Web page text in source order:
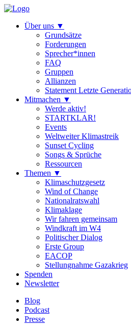
Über uns ▼
Grundsätze
Forderungen
Sprecher*innen
FAQ
Gruppen
Allianzen
Statement Letzte
Mitmachen ▼
Werde aktiv!
STARTKLAR!
Events
Weltweiter Klimastreik
Sunset Cycling
Songs & Sprüche
Ressourcen
Themen ▼
Klimaschutzgesetz
Wind of Change
Nationalratswahl
Klimaklage
Wir fahren gemeinsam
Windkraft im W4
Politischer Dialog
Erste Group
EACOP
Stellungnahme Gazakrieg
Spenden
Newsletter
Blog
Podcast
Presse